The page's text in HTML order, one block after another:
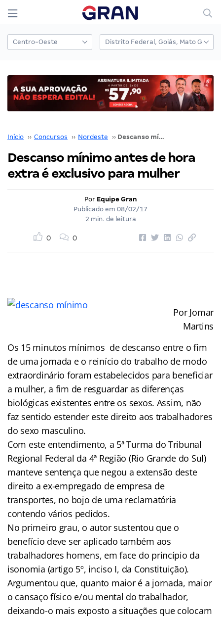
Início ›› Concursos ›› Nordeste ›› Descanso mínimo antes de hora extra é exclusivo para mulher
Descanso mínimo antes de hora
extra é exclusivo para mulher
Por Equipe Gran
Publicado em 08/02/17
2 min. de leitura
0 0
Por Jomar
Martins
Os 15 minutos mínimos de descanso entre o fim
de uma jornada e o reinício do trabalho de modo
extraordinário foram estabelecidos para beneficiar
a mulher, a fim de resguardar as diferenças
biológicas existentes entre os sexos. Assim, não
faz sentido estender este direito aos trabalhadores
do sexo masculino.
Com este entendimento, a 5ª Turma do Tribunal
Regional Federal da 4ª Região (Rio Grande do Sul)
manteve sentença que negou a extensão deste
direito a ex-empregado de empresa de
transportes, no bojo de uma reclamatória
contendo vários pedidos.
No primeiro grau, o autor sustentou que o
benefício deve ser aplicado também aos
trabalhadores homens, em face do princípio da
isonomia (artigo 5º, inciso I, da Constituição).
Argumentou que, quanto maior é a jornada, maior
o cansaço físico e/ou mental do trabalhador,
deixando-o mais exposto a situações que colocam